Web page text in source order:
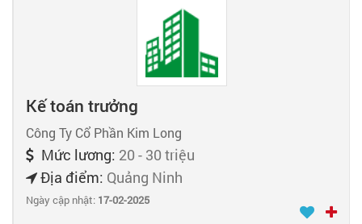
Kế toán trưởng
Công Ty Cổ Phần Kim Long
Mức lương: 20 - 30 triệu
Địa điểm: Quảng Ninh
Ngày cập nhật: 17-02-2025